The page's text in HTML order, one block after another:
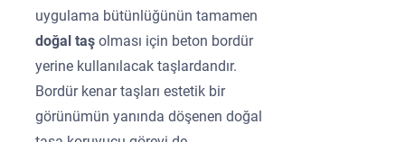
uygulama bütünlüğünün tamamen
doğal taşolması için beton bordür
yerine kullanılacak taşlardandır.
Bordür kenar taşları estetik bir
görünümün yanında döşenen doğal